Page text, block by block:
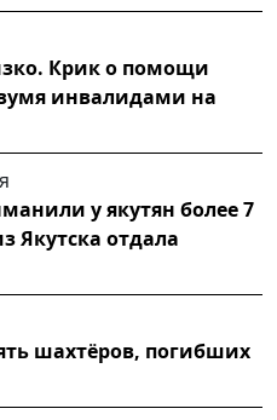
Крик о помощи
инвалидами на
у якутян более 7
Якутска отдала
шахтёров, погибших